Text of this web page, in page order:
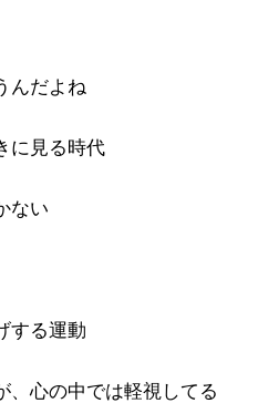
んだよね
に見る時代
ない
する運動
、心の中では軽視してる